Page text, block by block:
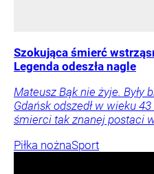
Szokująca śmierć
Legenda odeszła nagle
Mateusz Bąk nie żyje. Były
Gdańsk odszedł w wieku
śmierci tak znanej postaci
Piłka nożnaSport